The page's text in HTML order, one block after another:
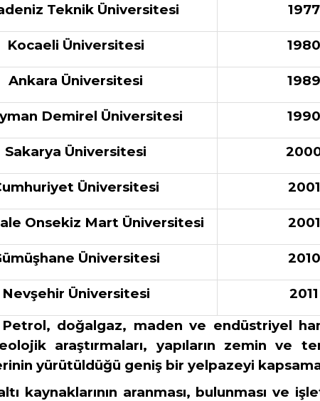
Teknik Üniversitesi 1977
Kocaeli Üniversitesi 1980
Ankara Üniversitesi 1989
Demirel Üniversitesi 1990
Sakarya Üniversitesi
Üniversitesi 2001
Onsekiz Mart Üniversitesi 2001
Üniversitesi 2010
Nevşehir Üniversitesi
2011
doğalgaz, maden ve endüstriyel
araştırmaları, yapıların zemin ve
yürütüldüğü geniş bir yelpazeyi
kaynaklarının aranması, bulunması ve